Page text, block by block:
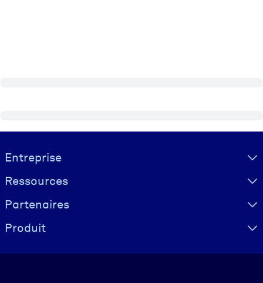
Visually hidden Text
Entreprise
Ressources
Partenaires
Produit